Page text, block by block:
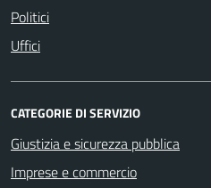
Politici
Uffici
CATEGORIE DI SERVIZIO
Giustizia e sicurezza pubblica
Imprese e commercio